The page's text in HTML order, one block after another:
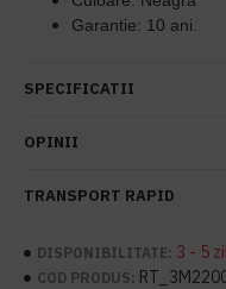
Garantie: 10 ani.
SPECIFICATII
OPINII
TRANSPORT RAPID
DISPONIBILITATE: 3 - 5
COD PRODUS: